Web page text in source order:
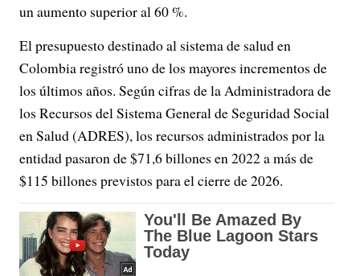
un aumento superior al 60 %.
El presupuesto destinado al sistema de salud en
Colombia registró uno de los mayores incrementos de
los últimos años. Según cifras de la Administradora de
los Recursos del Sistema General de Seguridad Social
en Salud (ADRES), los recursos administrados por la
entidad pasaron de $71,6 billones en 2022 a más de
$115 billones previstos para el cierre de 2026.